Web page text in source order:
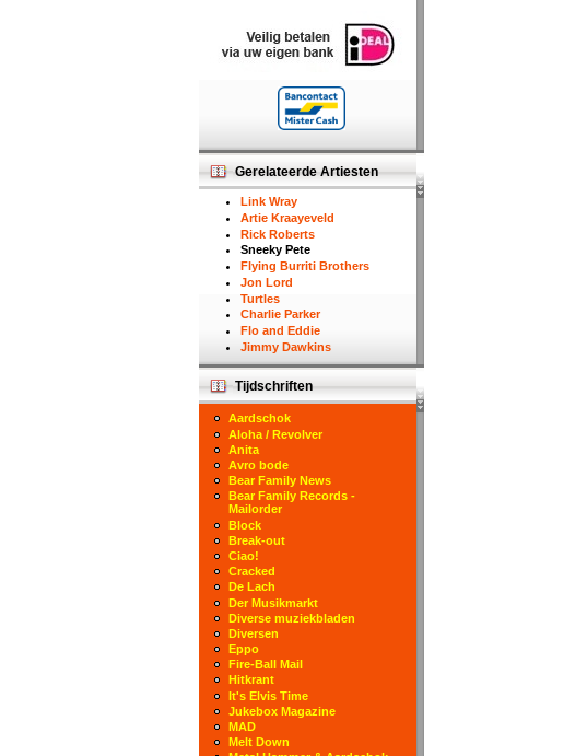
Gerelateerde Artiesten
Link Wray
Artie Kraayeveld
Rick Roberts
Sneeky Pete
Flying Burriti Brothers
Jon Lord
Turtles
Charlie Parker
Flo and Eddie
Jimmy Dawkins
Tijdschriften
Aardschok
Aloha / Revolver
Anita
Avro bode
Bear Family News
Bear Family Records -
Mailorder
Block
Break-out
Ciao!
Cracked
De Lach
Der Musikmarkt
Diverse muziekbladen
Diversen
Eppo
Fire-Ball Mail
Hitkrant
It's Elvis Time
Jukebox Magazine
MAD
Melt Down